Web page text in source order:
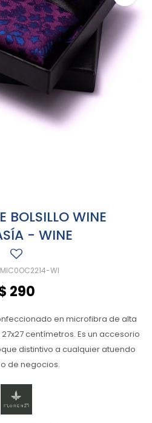
BOLSILLO WINE
- WINE
WI
290
en microfibra de alta
centímetros. Es un accesorio
distintivo a cualquier atuendo
de negocios.